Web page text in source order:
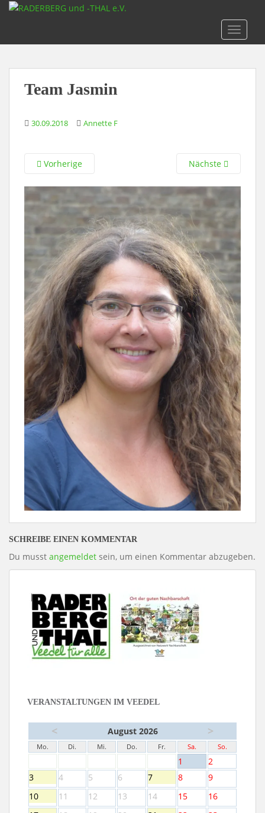
p
Team Jasmin
30.09.2018 Annette F
Vorherige Nächste
SCHREIBE EINEN KOMMENTAR
Du musst angemeldet sein, um einen Kommentar abzugeben.
VERANSTALTUNGEN IM VEEDEL
< August 2026 >
Mo. Di. Mi. Do. Fr. Sa. So.
1
2
3
4 5 6 7 8
9
10
11 12 13 14 15
16